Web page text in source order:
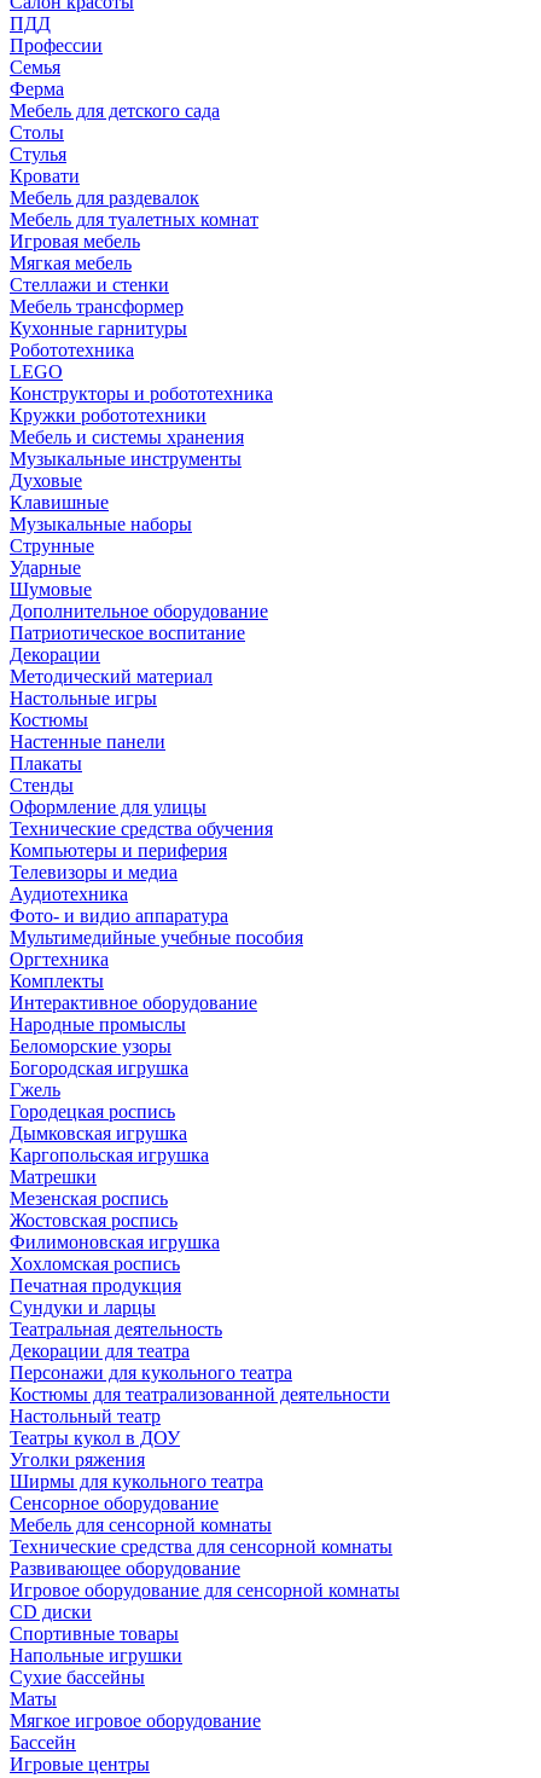
ПДД
Профессии
Семья
Ферма
Мебель для детского сада
Столы
Cтулья
Кровати
Мебель для раздевалок
Мебель для туалетных комнат
Игровая мебель
Мягкая мебель
Стеллажи и стенки
Мебель трансформер
Кухонные гарнитуры
Робототехника
LEGO
Конструкторы и робототехника
Кружки робототехники
Мебель и системы хранения
Музыкальные инструменты
Духовые
Клавишные
Музыкальные наборы
Струнные
Ударные
Шумовые
Дополнительное оборудование
Патриотическое воспитание
Декорации
Методический материал
Настольные игры
Костюмы
Настенные панели
Плакаты
Стенды
Оформление для улицы
Технические средства обучения
Компьютеры и периферия
Телевизоры и медиа
Аудиотехника
Фото- и видио аппаратура
Мультимедийные учебные пособия
Оргтехника
Комплекты
Интерактивное оборудование
Народные промыслы
Беломорские узоры
Богородская игрушка
Гжель
Городецкая роспись
Дымковская игрушка
Каргопольская игрушка
Матрешки
Мезенская роспись
Жостовская роспись
Филимоновская игрушка
Хохломская роспись
Печатная продукция
Сундуки и ларцы
Театральная деятельность
Декорации для театра
Персонажи для кукольного театра
Костюмы для театрализованной деятельности
Настольный театр
Театры кукол в ДОУ
Уголки ряжения
Ширмы для кукольного театра
Сенсорное оборудование
Мебель для сенсорной комнаты
Технические средства для сенсорной комнаты
Развивающее оборудование
Игровое оборудование для сенсорной комнаты
CD диски
Спортивные товары
Напольные игрушки
Сухие бассейны
Маты
Мягкое игровое оборудование
Бассейн
Игровые центры